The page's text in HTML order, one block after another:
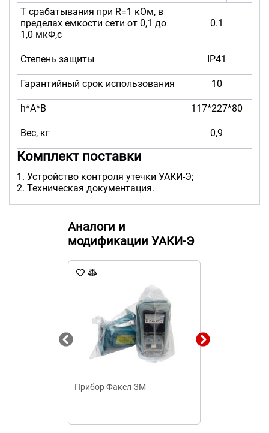
T срабатывания при R=1 кОм, в
пределах емкости сети от 0,1 до
1,0 мкФ,с
0.1
Степень защиты IP41
Гарантийный срок использования 10
h*А*В 117*227*80
Вес, кг 0,9
Комплект поставки
Устройство контроля утечки УАКИ-Э;
Техническая документация.
Аналоги и
модификации УАКИ-Э
Прибор Факел-3М